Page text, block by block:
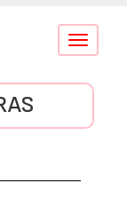
Conmutar